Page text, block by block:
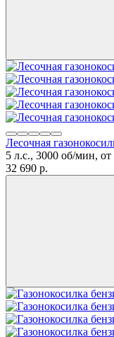
Лесочная
5 л.с., 3000 об/мин,
32 690 p.